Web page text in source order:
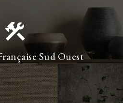
construction
Sud Ouest